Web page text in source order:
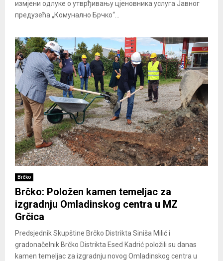
измјени одлуке о утврђивању цјеновника услуга Јавног
предузећа „Комунално Брчко“...
Brčko
Brčko: Položen kamen temeljac za
izgradnju Omladinskog centra u MZ
Grčica
Predsjednik Skupštine Brčko Distrikta Siniša Milić i
gradonačelnik Brčko Distrikta Esed Kadrić položili su danas
kamen temeljac za izgradnju novog Omladinskog centra u